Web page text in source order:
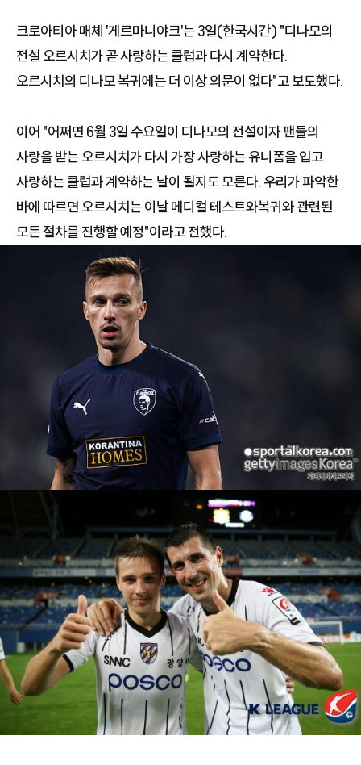
크로아티아 매체 '게르마니야크'는 3일(한국시간) "디나모의
전설 오르시치가 곧 사랑하는 클럽과 다시 계약한다.
오르시치의 디나모 복귀에는 더 이상 의문이 없다"고 보도했다.
이어 "어쩌면 6월 3일 수요일이 디나모의 전설이자 팬들의
사랑을 받는 오르시치가 다시 가장 사랑하는 유니폼을 입고
사랑하는 클럽과 계약하는 날이 될지도 모른다. 우리가 파악한
바에 따르면 오르시치는 이날 메디컬 테스트와복귀와 관련된
모든 절차를 진행할 예정"이라고 전했다.